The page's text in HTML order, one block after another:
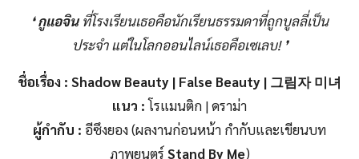
❛กูแอจินที่โรงเรียนเธอคือนักเรียนธรรมดาที่ถูกบูลลี่เป็น
ประจำ แต่ในโลกออนไลน์เธอคือเซเลบ! ❜
ชื่อเรื่อง : Shadow Beauty | False Beauty | 그림자 미녀
แนว :โรแมนติก | ดราม่า
ผู้กำกับ : อีซึงยอง (ผลงานก่อนหน้า กำกับและเขียนบท
ภาพยนตร์ Stand By Me)